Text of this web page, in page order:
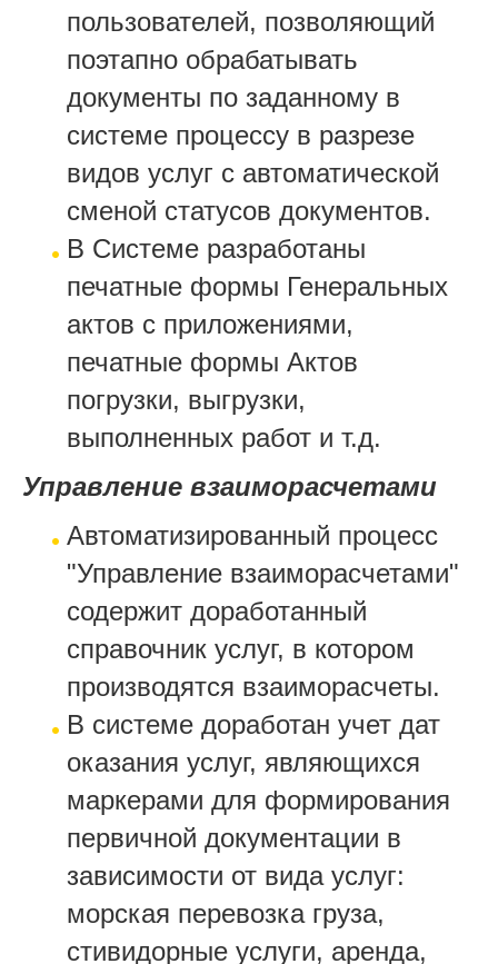
пользователей, позволяющий
поэтапно обрабатывать
документы по заданному в
системе процессу в разрезе
видов услуг с автоматической
сменой статусов документов.
В Системе разработаны
печатные формы Генеральных
актов с приложениями,
печатные формы Актов
погрузки, выгрузки,
выполненных работ и т.д.
Управление взаиморасчетами
Автоматизированный процесс
"Управление взаиморасчетами"
содержит доработанный
справочник услуг, в котором
производятся взаиморасчеты.
В системе доработан учет дат
оказания услуг, являющихся
маркерами для формирования
первичной документации в
зависимости от вида услуг:
морская перевозка груза,
стивидорные услуги, аренда,